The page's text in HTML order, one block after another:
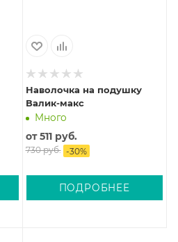
Наволочка на подушку
Валик-макс
Много
от511 руб.
730 руб. -30%
ПОДРОБНЕЕ